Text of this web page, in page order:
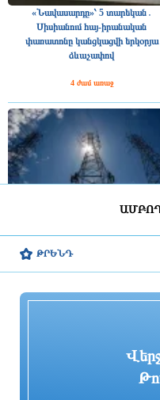
«Նավասարդը»՝ 5 տարեկան․
Սիսիանում հայ-իրանական
փառատոնը կանցկացվի երկօրյա
ձևաչափով
4 ժամ առաջ
արձանագրվել
ԹՐԵՆԴ